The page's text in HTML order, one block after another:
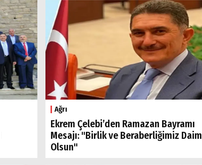
Ağrı
Ekrem Çelebi’den Ramazan Bayramı
Mesajı: "Birlik ve Beraberliğimiz Daim
Olsun"